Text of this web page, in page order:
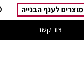
מוצרים לענף הבנייה
צור קשר